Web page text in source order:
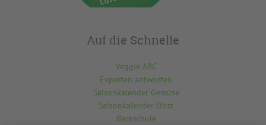
Auf die Schnelle
Veggie ABC
Experten antworten
Saisonkalender Gemüse
Saisonkalender Obst
Backschule